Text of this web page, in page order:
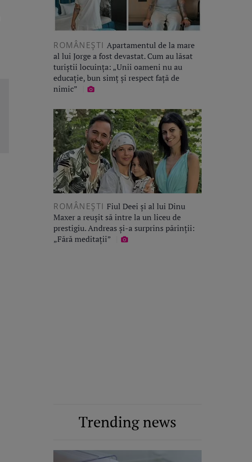
ROMÂNEŞTI Apartamentul de la mare
al lui Jorge a fost devastat. Cum au lăsat
turiștii locuința: „Unii oameni nu au
educație, bun simț și respect față de
nimic”
ROMÂNEŞTI Fiul Deei și al lui Dinu
Maxer a reușit să intre la un liceu de
prestigiu. Andreas și-a surprins părinții:
„Fără meditații”
Trending news